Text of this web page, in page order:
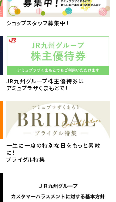
ショップスタッフ募集中！
JR九州グループ株主優待券は
アミュプラザくまもとで！
一生に一度の特別な日をもっと素敵
に！
ブライダル特集